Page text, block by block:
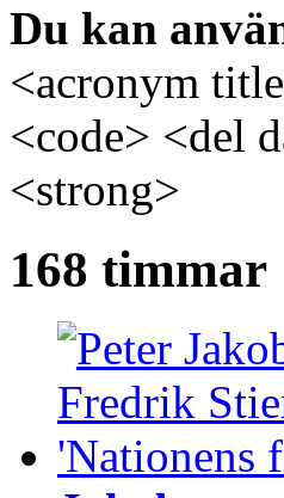
Du kan
<acronym
<code> <del
<strong>
168 timmar